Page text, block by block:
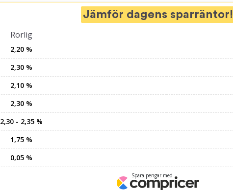
Jämför dagens sparräntor!
Rörlig
2,20 %
2,30 %
2,10 %
2,30 %
2,30 - 2,35 %
1,75 %
0,05 %
Spara pengar med